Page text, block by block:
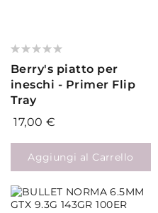
Valutazione:
Berry's piatto per
ineschi - Primer Flip
Tray
17,00 €
Aggiungi al Carrello